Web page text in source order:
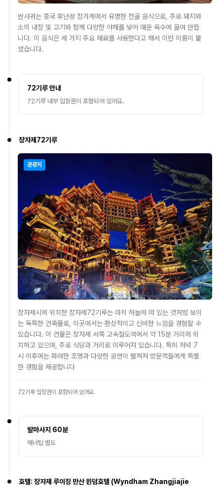
싼샤궈는 중국 후난성 장가계에서 유명한 전골 음식으로, 주로 돼지와
소의 내장 및 고기와 함께 다양한 야채를 넣어 매운 육수에 끓여 만듭
니다. 이 음식은 세 가지 주요 재료를 사용한다고 해서 이런 이름이 붙
었습니다.
72기루 안내
72기루 내부 입장권이 포함되어 있어요.
장자제72기루
관광지
장자제시에 위치한 장자제72기루는 마치 하늘에 떠 있는 것처럼 보이
는 독특한 건축물로, 이곳에서는 환상적이고 신비한 느낌을 경험할 수
있습니다. 이 건물은 장자제 서쪽 고속철도역에서 약 15분 거리에 위
치하고 있으며, 주로 식당과 거리로 이루어져 있습니다. 특히 저녁 7
시 이후에는 화려한 조명과 다양한 공연이 펼쳐져 방문객들에게 특별
한 경험을 제공합니다
72기루 입장권이 포함되어 있어요.
발마사지 60분
매너팁 별도
호텔: 장자제 루이징 만산 윈덤호텔 (Wyndham Zhangjiajie